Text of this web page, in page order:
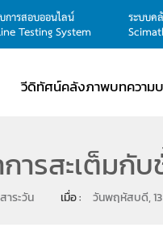
การสอบออนไลน์
Testing System
ระบบค
วีดิทัศน์คลังภาพบทความ
รสะเต็มกับ
าระวัน เมื่อ : วันพฤหัสบดี, 13